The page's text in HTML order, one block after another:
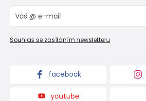
Vrácení zboží a reklamace
Reklamační řád
Blog
Velkoobchod PiDiLiDi
Affiliate program
Kolekce zboží
Souhlas se zasíláním newsletteru
facebook
youtube